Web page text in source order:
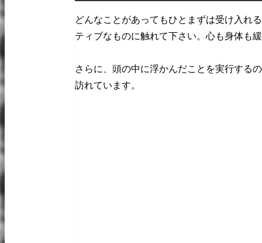
どんなことがあってもひとまずは受け入れ
ティブなものに触れて下さい。心も身体も
さらに、頭の中に浮かんだことを実行する
訪れています。